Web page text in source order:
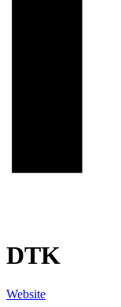
DTK
Website